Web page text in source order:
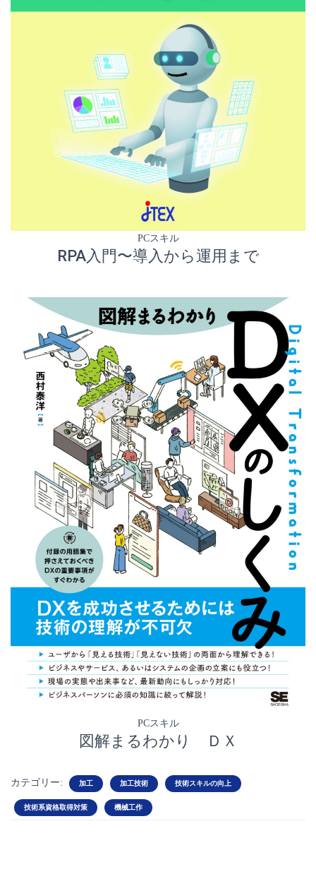
PCスキル
RPA入門〜導入から運用まで
PCスキル
図解まるわかり ＤＸ
カテゴリー: 加工 加工技術 技術スキルの向上
技術系資格取得対策 機械工作